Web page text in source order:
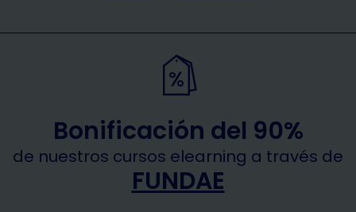
Bonificación del 90%
de nuestros cursos elearning a través de
FUNDAE